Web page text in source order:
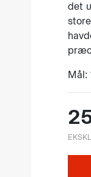
det
Mål: